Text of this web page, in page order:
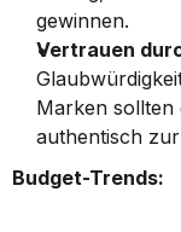
gewinnen.
Vertrauen
Marken sollten
authentisch
Budget-Trends: